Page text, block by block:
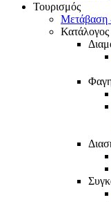
Τουρισμός
Μετάβαση
Κατάλογος